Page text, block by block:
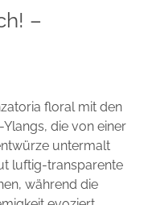
–
floral mit den
die von einer
untermalt
luftig-transparente
während die